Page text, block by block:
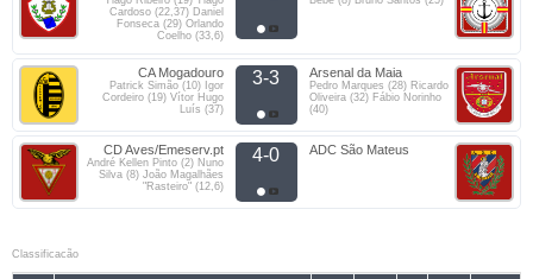
Cardoso (22,37) Daniel
Fonseca (29) Orlando
Coelho (33,6)
CA Mogadouro
Patrick Simão (10) Igor
Cordeiro (19) Vítor Hugo
Luís (37)
3-3 Arsenal da Maia
Pedro Marques (28) Ricardo
Oliveira (32) Fábio Norinho
(40)
CD Aves/Emeserv.pt
André Kellen Pinto (2) Nuno
Silva (8) João Magalhães
"Rasteiro" (12,6)
4-0 ADC São Mateus
Classificacão